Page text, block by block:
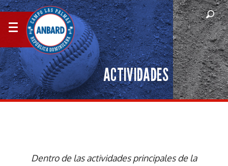
ACTIVIDADES
Dentro de las actividades principales de la